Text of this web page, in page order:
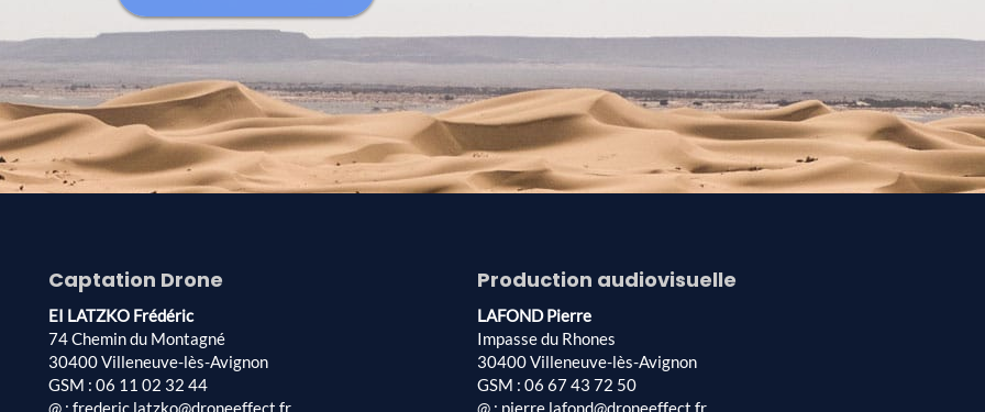
Captation Drone
EI LATZKO Frédéric
74 Chemin du Montagné
30400 Villeneuve-lès-Avignon
GSM : 06 11 02 32 44
@ : frederic.latzko@droneeffect.fr
Production audiovisuelle
LAFOND Pierre
Impasse du Rhones
30400 Villeneuve-lès-Avignon
GSM : 06 67 43 72 50
@ : pierre.lafond@droneeffect.fr